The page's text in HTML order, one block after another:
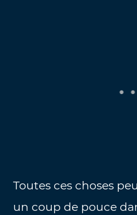
Toutes ces choses
un coup de pouce